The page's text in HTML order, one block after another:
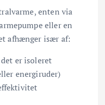
enten via
eller en
afhænger især af:
er isoleret
energiruder)